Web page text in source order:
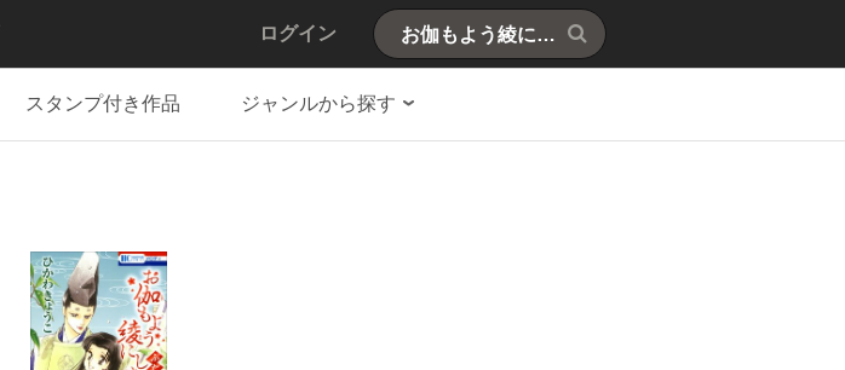
ログイン
スタンプ付き作品 ジャンルから探す